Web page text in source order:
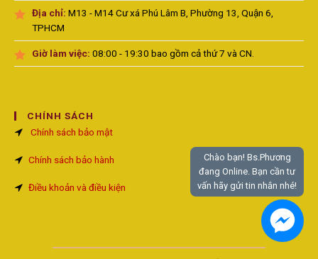
Địa chỉ: M13 - M14 Cư xá Phú Lâm B, Phường 13, Quận 6,
TPHCM
Giờ làm việc: 08:00 - 19:30 bao gồm cả thứ 7 và CN.
CHÍNH SÁCH
Chính sách bảo mật
Chính sách bảo hành
Điều khoản và điều kiện
Chào bạn! Bs.Phương
đang Online. Bạn cần tư
vấn hãy gửi tin nhắn nhé!